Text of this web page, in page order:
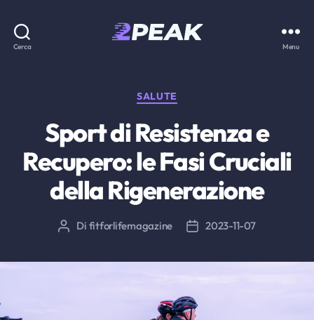
Cerca Menu
Categorie
SALUTE
Sport di Resistenza e
Recupero: le Fasi Cruciali
della Rigenerazione
Autore
Di fitforlifemagazine
Data2023-11-07